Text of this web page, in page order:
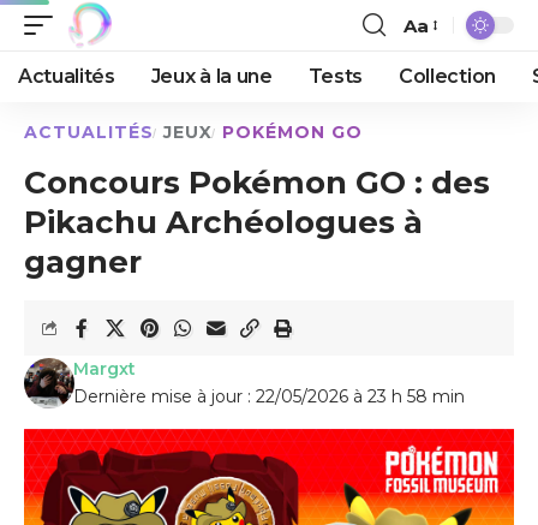
Aa
Actualités Jeux à la une Tests Collection
ACTUALITÉS JEUX POKÉMON GO
Concours Pokémon GO : des
Pikachu Archéologues à
gagner
Dernière mise à jour : 22/05/2026 à 23 h 58 min
Margxt